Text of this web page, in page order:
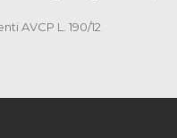
AVCP L. 190/12